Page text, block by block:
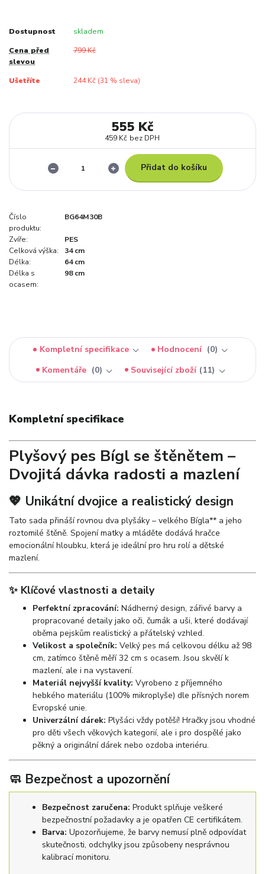
Dostupnost skladem
Cena před
slevou
799 Kč
Ušetříte 244 Kč (31 % sleva)
555 Kč
459 Kč bez DPH
Přidat do košíku
Číslo
produktu:
BG64M30B
Zvíře:
PES
Celková výška:
34 cm
Délka:
64 cm
Délka s
ocasem:
98 cm
Kompletní specifikace Hodnocení
0
Komentáře
0 Související zboží 11
Kompletní specifikace
Plyšový pes Bígl se štěnětem –
Dvojitá dávka radosti a mazlení
💖 Unikátní dvojice a realistický design
Tato sada přináší rovnou dva plyšáky – velkého Bígla** a jeho
roztomilé štěně. Spojení matky a mláděte dodává hračce
emocionální hloubku, která je ideální pro hru rolí a dětské
mazlení.
✨ Klíčové vlastnosti a detaily
Perfektní zpracování: Nádherný design, zářivé barvy a
propracované detaily jako oči, čumák a uši, které dodávají
oběma pejskům realistický a přátelský vzhled.
Velikost a společník: Velký pes má celkovou délku až 98
cm, zatímco štěně měří 32 cm s ocasem. Jsou skvělí k
mazlení, ale i na vystavení.
Materiál nejvyšší kvality: Vyrobeno z příjemného
hebkého materiálu (100% mikroplyše) dle přísných norem
Evropské unie.
Univerzální dárek: Plyšáci vždy potěší! Hračky jsou vhodné
pro děti všech věkových kategorií, ale i pro dospělé jako
pěkný a originální dárek nebo ozdoba interiéru.
🧼 Bezpečnost a upozornění
Bezpečnost zaručena: Produkt splňuje veškeré
bezpečnostní požadavky a je opatřen CE certifikátem.
Barva: Upozorňujeme, že barvy nemusí plně odpovídat
skutečnosti, odchylky jsou způsobeny nesprávnou
kalibrací monitoru.